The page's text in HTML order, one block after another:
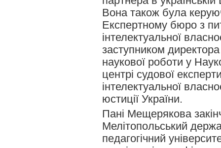
Вона також була
Експертному бюро з
інтелектуальної
заступником директора
наукової роботи у
центрі судової
інтелектуальної
юстиції України.
Пані Мещерякова
Мелітопольський
педагогічний